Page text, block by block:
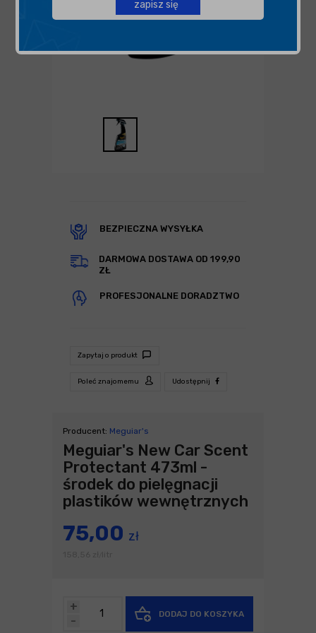
BEZPIECZNA WYSYŁKA
DARMOWA DOSTAWA OD 199,90
ZŁ
PROFESJONALNE DORADZTWO
Zapytaj o produkt
Poleć znajomemu Udostępnij
Producent: Meguiar's
Meguiar's New Car Scent
Protectant 473ml -
środek do pielęgnacji
plastików wewnętrznych
75,00 zł
-
+
DODAJ DO KOSZYKA
zapisz się